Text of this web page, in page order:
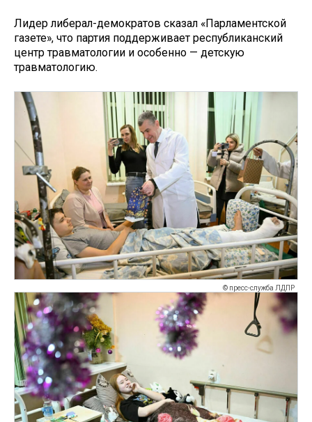
Лидер либерал-демократов сказал «Парламентской
газете», что партия поддерживает республиканский
центр травматологии и особенно — детскую
травматологию.
© пресс-служба ЛДПР